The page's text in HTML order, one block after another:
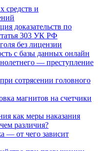
средств и
доказательств по
303 УК РФ
без лицензии
с базы данных онлайн
— преступление
сотрясении головного
магнитов на счетчики
как меры наказания
различия?
— от чего зависит